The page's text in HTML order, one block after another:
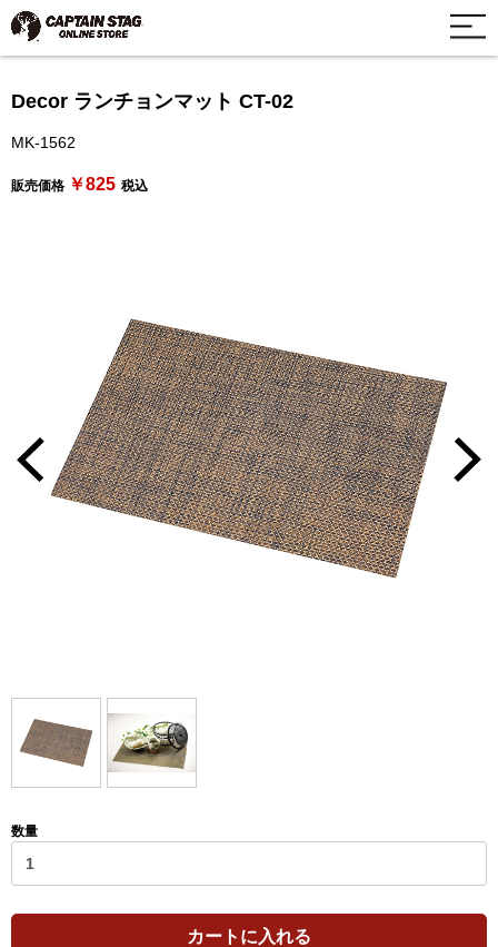
Decor ランチョンマット CT-02
MK-1562
販売価格 ￥825 税込
数量
カートに入れる